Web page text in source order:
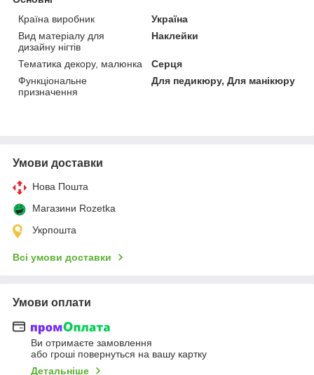
Країна виробник
Україна
Вид матеріалу для
дизайну нігтів
Наклейки
Тематика декору, малюнка
Серця
Функціональне
призначення
Для педикюру, Для манікюру
Умови доставки
Нова Пошта
Магазини Rozetka
Укрпошта
Всі умови доставки
Умови оплати
Ви отримаєте замовлення
або гроші повернуться на вашу картку
Детальніше